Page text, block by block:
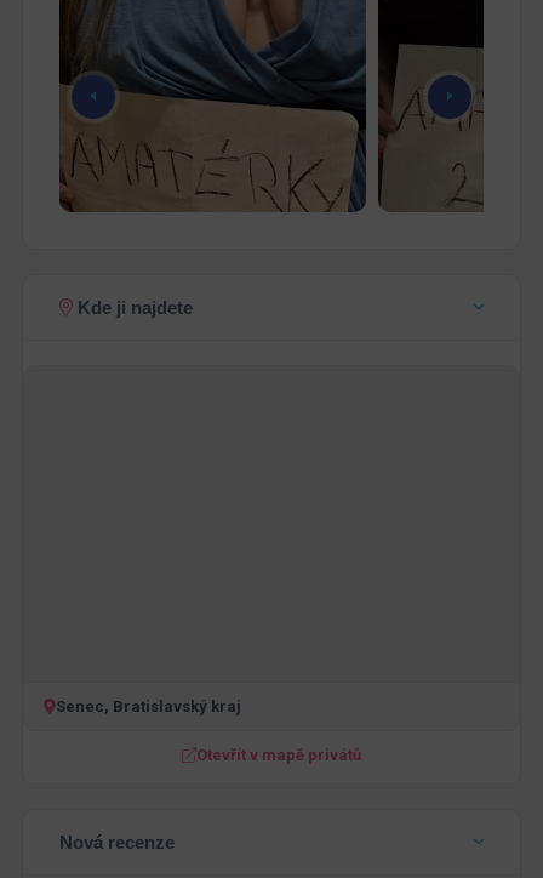
Kde ji najdete
Senec, Bratislavský kraj
Otevřít v mapě privátů
Nová recenze